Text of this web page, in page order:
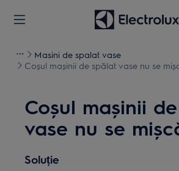
Masini de spalat vase
Coșul mașinii de spălat vase nu se
Coșul mașinii
vase nu se
Soluție